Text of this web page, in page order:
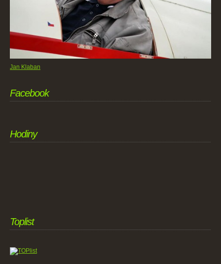
Jan Klaban
Facebook
Hodiny
Toplist